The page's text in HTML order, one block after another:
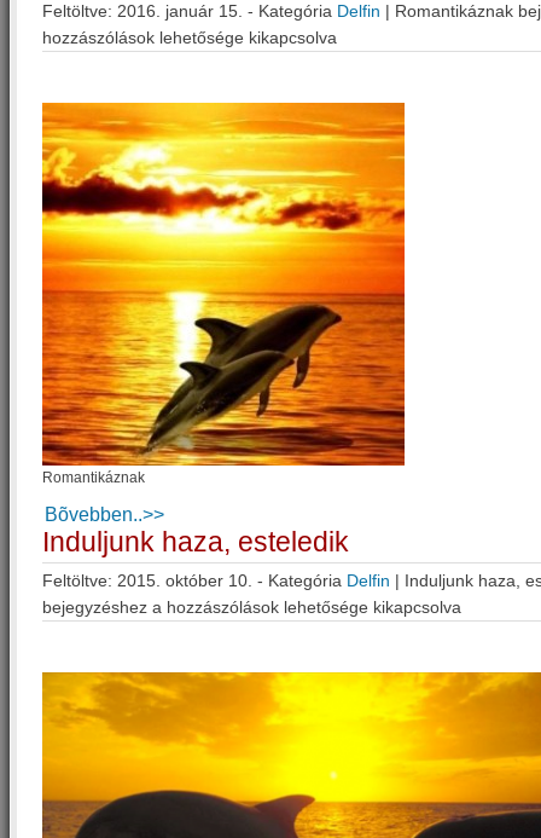
Feltöltve: 2016. január 15. - Kategória Delfin | Romantikáznak
hozzászólások lehetősége kikapcsolva
Romantikáznak
Bõvebben..>>
Induljunk haza, esteledik
Feltöltve: 2015. október 10. - Kategória Delfin | Induljunk haza,
bejegyzéshez a hozzászólások lehetősége kikapcsolva